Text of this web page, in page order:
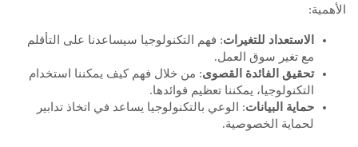
الأهمية:
الاستعداد للتغيرات: فهم التكنولوجيا سيساعدنا على التأقلم
مع تغير سوق العمل.
تحقيق الفائدة القصوى: من خلال فهم كيف يمكننا استخدام
التكنولوجيا، يمكننا تعظيم فوائدها.
حماية البيانات: الوعي بالتكنولوجيا يساعد في اتخاذ تدابير
لحماية الخصوصية.